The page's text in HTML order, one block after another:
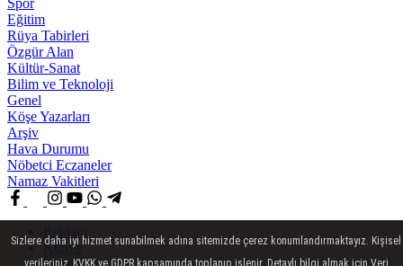
Spor
Eğitim
Rüya Tabirleri
Özgür Alan
Kültür-Sanat
Bilim ve Teknoloji
Genel
Köşe Yazarları
Arşiv
Hava Durumu
Nöbetci Eczaneler
Namaz Vakitleri
Künye
Sizlere daha iyi hizmet sunabilmek adına sitemizde çerez konumlandırmaktayız. Kişisel
verileriniz, KVKK ve GDPR kapsamında toplanıp işlenir. Detaylı bilgi almak için Veri